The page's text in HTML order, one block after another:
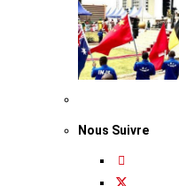
Nous Suivre